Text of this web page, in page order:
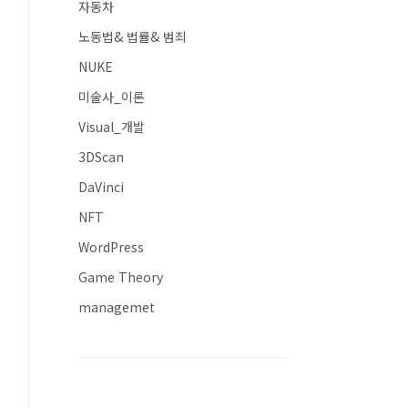
자동차
노동법& 법률& 범죄
NUKE
미술사_이론
Visual_개발
3DScan
DaVinci
NFT
WordPress
Game Theory
managemet